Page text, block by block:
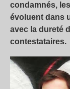
condamnés,
évoluent dans
avec la dureté
contestataires.